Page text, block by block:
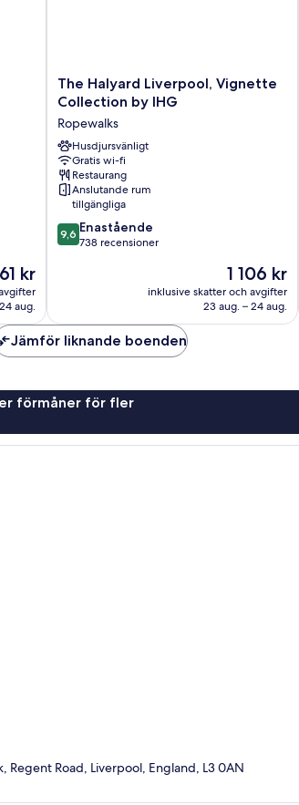
kr
kr
aug.
The
Halyard
Vignette
Collection
by
IHG
Ropewalks
The Halyard Liverpool, Vignette
Collection by IHG
Ropewalks
Husdjursvänligt
Gratis wi-fi
Restaurang
Anslutande rum
tillgängliga
9.6
av
9,6 Enastående
738 recensioner
Priset
är
1 106 kr
1 106 kr
inklusive skatter och avgifter
23 aug. – 24 aug.
Jämför liknande boenden
förmåner för fler
Regent Road, Liverpool, England, L3 0AN